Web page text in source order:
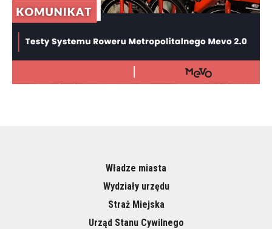
Władze miasta
Wydziały urzędu
Straż Miejska
Urząd Stanu Cywilnego